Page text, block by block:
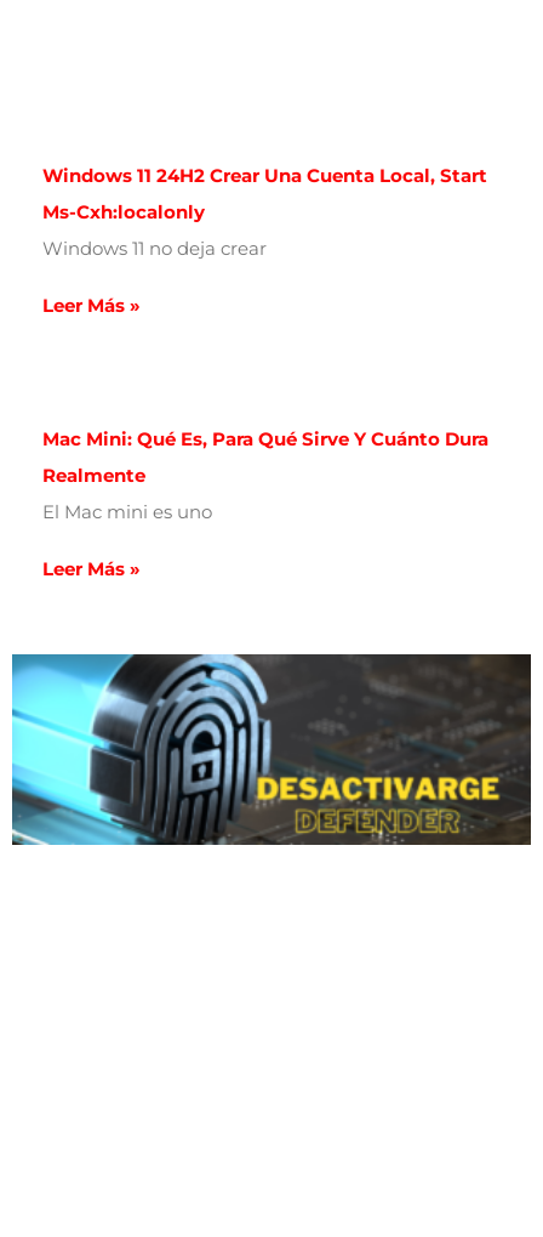
Windows 11 24H2 Crear Una Cuenta Local, Start
Ms-Cxh:localonly
Windows 11 no deja crear
Leer Más »
Mac Mini: Qué Es, Para Qué Sirve Y Cuánto Dura
Realmente
El Mac mini es uno
Leer Más »